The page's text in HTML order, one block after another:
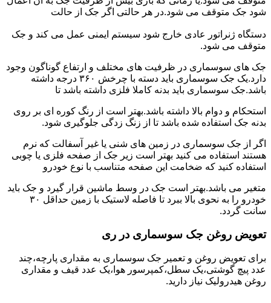
شود جک متوقف می شود.در هر حالتی اگر جک از حالت
دستگاه ژنراتور عادی خارج شود سیستم ایمنی عمل می کند و جک
متوقف می شود.
جک های سوسماری در ظرفیت های مختلف و ارتفاع گوناگون وجود
دارد.یک جک سوسماری باید دسته با چرخش ۳۶۰ درجه داشته
باشد.جک سوسماری باید بدنه کاملا فلزی داشته باشد تا
استحکام و دوام بالا داشته باشد.بهتر است از رنگ کوره ای بر روی
بدنه جک استفاده شده باشد تا از زنگ زدگی جلوگیری شود.
اگر از جک سوسماری در زمین های شنی یا غیر آسفالت که نرم
هستند استفاده می کنید بهتر است زیر جک از صفحه فلزی یا چوبی
استفاده کنید که ضخامت این صفحه متناسب با نوع خودرو
متغیر می باشد.بهتر است جک در وسط ماشین قرار گیرد و جک باید
خودرو را به نحوی بالا ببرد تا فاصله لاستیک با زمین حداقل ۳۰
سانت گردد.
تعویض روغن جک سوسماری در ری
برای تعویض روغن و تعمیر جک سوسماری به مقداری پارچه،چند
عدد پیچ گوشتی،یک سطل،کمپرسور هوا،یک عدد قیف و مقداری
روغن هیدرولیک نیاز دارید.